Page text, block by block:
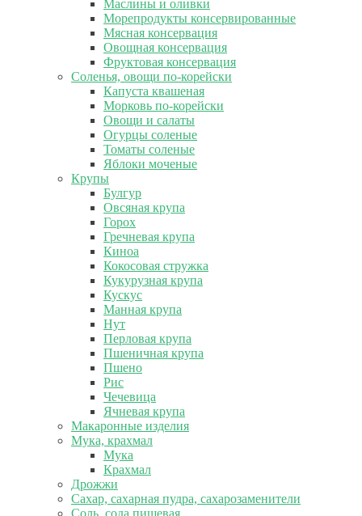
Маслины и оливки
Морепродукты консервированные
Мясная консервация
Овощная консервация
Фруктовая консервация
Соленья, овощи по-корейски
Капуста квашеная
Морковь по-корейски
Овощи и салаты
Огурцы соленые
Томаты соленые
Яблоки моченые
Крупы
Булгур
Овсяная крупа
Горох
Гречневая крупа
Киноа
Кокосовая стружка
Кукурузная крупа
Кускус
Манная крупа
Нут
Перловая крупа
Пшеничная крупа
Пшено
Рис
Чечевица
Ячневая крупа
Макаронные изделия
Мука, крахмал
Мука
Крахмал
Дрожжи
Сахар, сахарная пудра, сахарозаменители
Соль, сода пищевая